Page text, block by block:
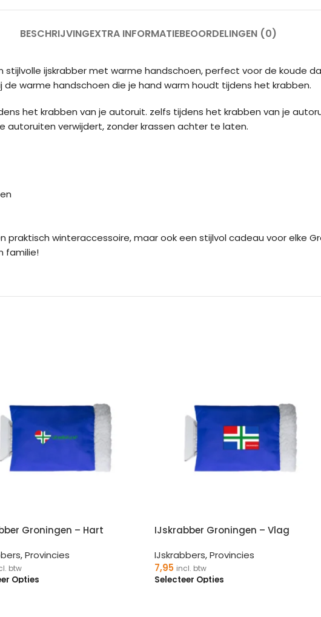
BESCHRIJVINGEXTRA INFORMATIEBEOORDELINGEN (0)
ijskrabber met warme handschoen, perfect voor de koude
warme handschoen die je hand warm houdt tijdens het krabben.
het krabben van je autoruit. zelfs tijdens het krabben van je
autoruiten verwijdert, zonder krassen achter te laten.
praktisch winteraccessoire, maar ook een stijlvol cadeau voor elke
familie!
Groningen – Hart
, Provincies
btw
Opties
IJskrabber Groningen – Vlag
IJskrabbers,Provincies
7,95 incl. btw
Selecteer Opties